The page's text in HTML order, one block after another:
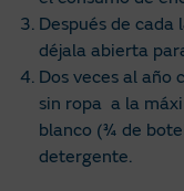
Después de
déjala abierta
Dos veces al año
sin ropa a la
blanco (¾ de
detergente.